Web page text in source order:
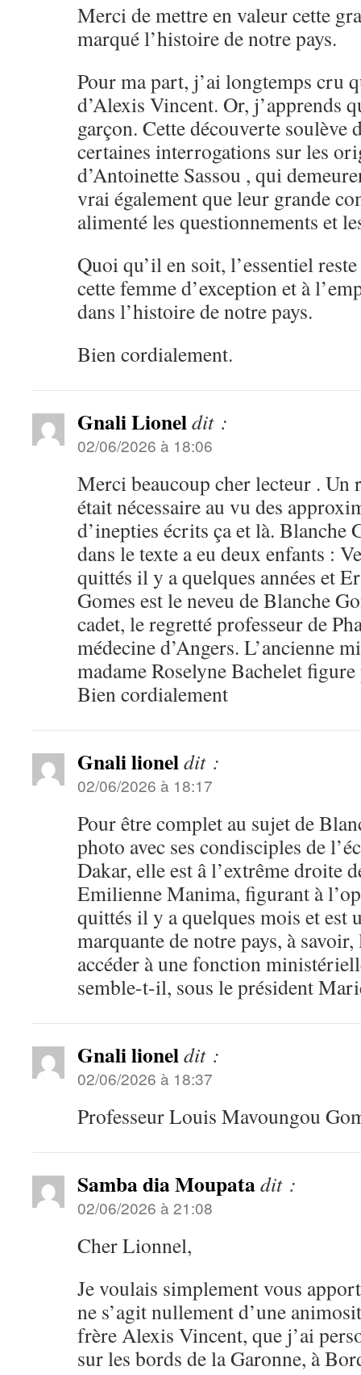
Merci de mettre en valeur cette
marqué l’histoire de notre pays.
Pour ma part, j’ai longtemps cru
d’Alexis Vincent. Or, j’apprends
garçon. Cette découverte soulève
certaines interrogations sur les
d’Antoinette Sassou , qui
vrai également que leur grande
alimenté les questionnements et
Quoi qu’il en soit, l’essentiel
cette femme d’exception et à
dans l’histoire de notre pays.
Bien cordialement.
Gnali Lioneldit :
02/06/2026 à 18:06
Merci beaucoup cher lecteur .
était nécessaire au vu des
d’inepties écrits ça et là. Blanche
dans le texte a eu deux enfants :
quittés il y a quelques années et
Gomes est le neveu de Blanche
cadet, le regretté professeur de
médecine d’Angers. L’ancienne
madame Roselyne Bachelet
Bien cordialement
Gnali lioneldit :
02/06/2026 à 18:17
Pour être complet au sujet de
photo avec ses condisciples de
Dakar, elle est â l’extrême droite
Emilienne Manima, figurant à
quittés il y a quelques mois et est
marquante de notre pays, à
accéder à une fonction
semble-t-il, sous le président
Gnali lioneldit :
02/06/2026 à 18:37
Professeur Louis Mavoungou
Samba dia Moupatadit :
02/06/2026 à 21:08
Cher Lionnel,
Je voulais simplement vous
ne s’agit nullement d’une
frère Alexis Vincent, que j’ai
sur les bords de la Garonne, à